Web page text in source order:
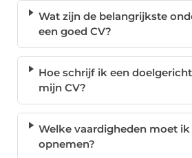
Wat zijn de belangrijkste
een goed CV?
Hoe schrijf ik een
mijn CV?
Welke vaardigheden moet
opnemen?